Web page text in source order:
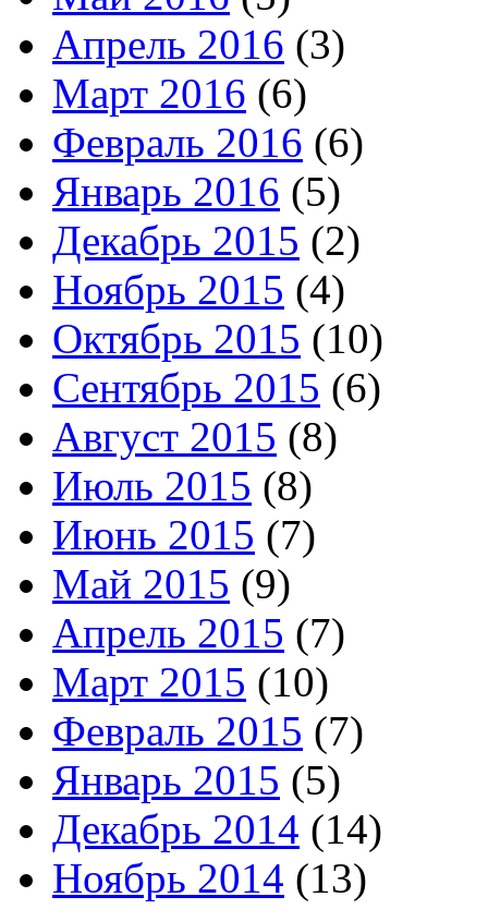
Апрель 2016 (3)
Март 2016 (6)
Февраль 2016 (6)
Январь 2016 (5)
Декабрь 2015 (2)
Ноябрь 2015 (4)
Октябрь 2015 (10)
Сентябрь 2015 (6)
Август 2015 (8)
Июль 2015 (8)
Июнь 2015 (7)
Май 2015 (9)
Апрель 2015 (7)
Март 2015 (10)
Февраль 2015 (7)
Январь 2015 (5)
Декабрь 2014 (14)
Ноябрь 2014 (13)